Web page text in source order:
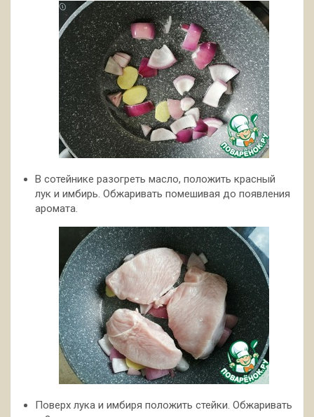
В сотейнике разогреть масло, положить красный
лук и имбирь. Обжаривать помешивая до появления
аромата.
Поверх лука и имбиря положить стейки. Обжаривать